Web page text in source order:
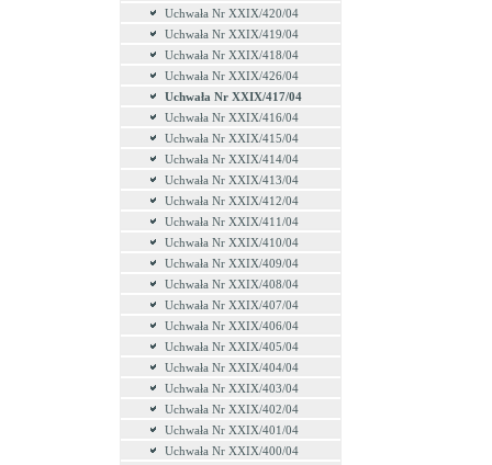
Uchwała Nr XXIX/420/04
Uchwała Nr XXIX/419/04
Uchwała Nr XXIX/418/04
Uchwała Nr XXIX/426/04
Uchwała Nr XXIX/417/04
Uchwała Nr XXIX/416/04
Uchwała Nr XXIX/415/04
Uchwała Nr XXIX/414/04
Uchwała Nr XXIX/413/04
Uchwała Nr XXIX/412/04
Uchwała Nr XXIX/411/04
Uchwała Nr XXIX/410/04
Uchwała Nr XXIX/409/04
Uchwała Nr XXIX/408/04
Uchwała Nr XXIX/407/04
Uchwała Nr XXIX/406/04
Uchwała Nr XXIX/405/04
Uchwała Nr XXIX/404/04
Uchwała Nr XXIX/403/04
Uchwała Nr XXIX/402/04
Uchwała Nr XXIX/401/04
Uchwała Nr XXIX/400/04